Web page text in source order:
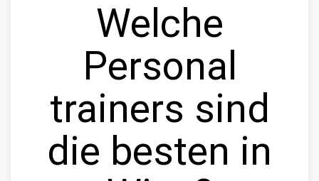
Welche
Personal
trainers sind
die besten in